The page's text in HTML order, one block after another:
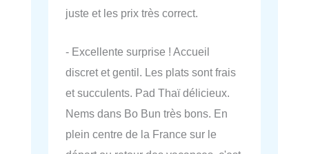
juste et les prix très correct.
- Excellente surprise ! Accueil
discret et gentil. Les plats sont frais
et succulents. Pad Thaï délicieux.
Nems dans Bo Bun très bons. En
plein centre de la France sur le